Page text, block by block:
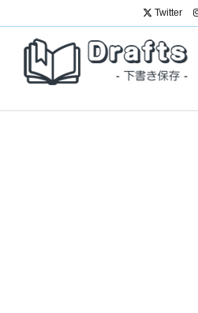
Twitter